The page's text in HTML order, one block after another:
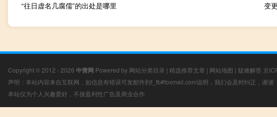
“往日虚名几腐儒”的出处是哪里
变
Copyright © 2012 - 2026 中营网 Powered by 网站分类目录 | 精选推荐文章 | 网站地图 | 疑难解答 京
声明：本站内容来自互联网，如信息有错误可发邮件到f_fb#foxmail.com说明，我们会及时纠正，谢谢
本站仅为个人兴趣爱好，不接盈利性广告及商业合作